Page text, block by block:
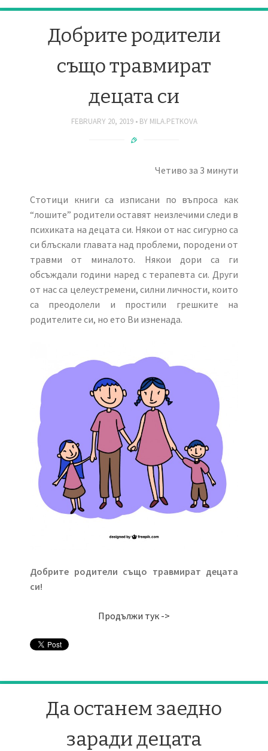
Добрите родители
също травмират
децата си
FEBRUARY 20, 2019 BY MILA.PETKOVA
Четиво за 3 минути
Стотици книги са изписани по въпроса как
“лошите” родители оставят неизлечими следи в
психиката на децата си. Някои от нас сигурно са
си блъскали главата над проблеми, породени от
травми от миналото. Някои дори са ги
обсъждали години наред с терапевта си. Други
от нас са целеустремени, силни личности, които
са преодолели и простили грешките на
родителите си, но ето Ви изненада.
Добрите родители също травмират децата
си!
Продължи тук ->
Да останем заедно
заради децата